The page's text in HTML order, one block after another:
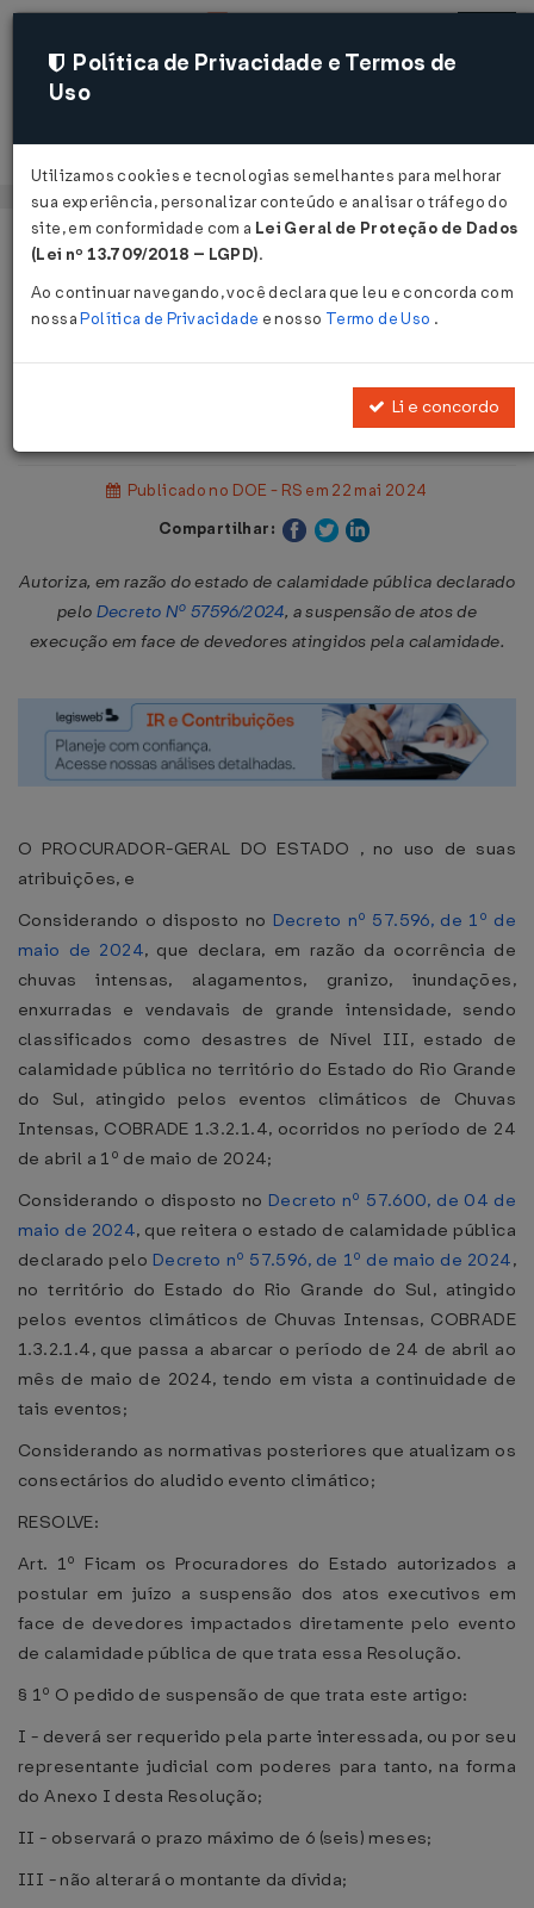
Acessar
Página Inicial
Legislações
Resolução PGE Nº 251 DE
Publicado no DOE - RS em 22 mai 2024
Compartilhar:
Autoriza, em razão do estado de calamidade pública declarado
pelo Decreto Nº 57596/2024, a suspensão de atos de
execução em face de devedores atingidos pela calamidade.
O PROCURADOR-GERAL DO ESTADO , no uso de suas
atribuições, e
Considerando o disposto no Decreto nº 57.596, de 1º de
maio de 2024, que declara, em razão da ocorrência de
chuvas intensas, alagamentos, granizo, inundações,
enxurradas e vendavais de grande intensidade, sendo
classificados como desastres de Nível III, estado de
calamidade pública no território do Estado do Rio Grande
do Sul, atingido pelos eventos climáticos de Chuvas
Intensas, COBRADE 1.3.2.1.4, ocorridos no período de 24
de abril a 1º de maio de 2024;
Considerando o disposto no Decreto nº 57.600, de 04 de
maio de 2024, que reitera o estado de calamidade pública
declarado pelo Decreto nº 57.596, de 1º de maio de 2024,
no território do Estado do Rio Grande do Sul, atingido
pelos eventos climáticos de Chuvas Intensas, COBRADE
1.3.2.1.4, que passa a abarcar o período de 24 de abril ao
mês de maio de 2024, tendo em vista a continuidade de
tais eventos;
Considerando as normativas posteriores que atualizam os
consectários do aludido evento climático;
RESOLVE:
Art. 1º Ficam os Procuradores do Estado autorizados a
postular em juízo a suspensão dos atos executivos em
face de devedores impactados diretamente pelo evento
de calamidade pública de que trata essa Resolução.
§ 1º O pedido de suspensão de que trata este artigo:
I - deverá ser requerido pela parte interessada, ou por seu
representante judicial com poderes para tanto, na forma
do Anexo I desta Resolução;
II - observará o prazo máximo de 6 (seis) meses;
III - não alterará o montante da dívida;
Política de Privacidade e Termos de
Uso
Utilizamos cookies e tecnologias semelhantes para melhorar
sua experiência, personalizar conteúdo e analisar o tráfego do
site, em conformidade com a Lei Geral de Proteção de Dados
(Lei nº 13.709/2018 – LGPD).
Ao continuar navegando, você declara que leu e concorda com
nossaPolítica de Privacidade e nosso Termo de Uso .
Li e concordo